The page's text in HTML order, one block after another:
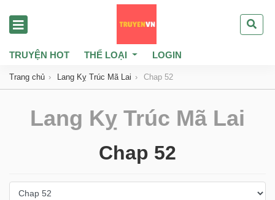
TRUYỆN HOT THỂ LOẠI LOGIN
Trang chủ Lang Kỵ Trúc Mã Lai Chap 52
Lang Kỵ Trúc Mã Lai
Chap 52